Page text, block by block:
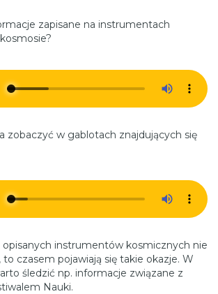
zapisane na instrumentach
zobaczyć w gablotach znajdujących się
opisanych instrumentów kosmicznych nie
czasem pojawiają się takie okazje. W
śledzić np. informacje związane z
Nauki.